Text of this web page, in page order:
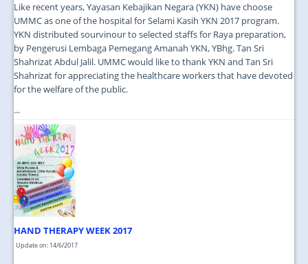
Like recent years, Yayasan Kebajikan Negara (YKN) have choose
UMMC as one of the hospital for Selami Kasih YKN 2017 program.
YKN distributed sourvinour to selected staffs for Raya preparation,
by Pengerusi Lembaga Pemegang Amanah YKN, YBhg. Tan Sri
Shahrizat Abdul Jalil. UMMC would like to thank YKN and Tan Sri
Shahrizat for appreciating the healthcare workers that have devoted
for the welfare of the public.
...
HAND THERAPY WEEK 2017
Update on: 14/6/2017